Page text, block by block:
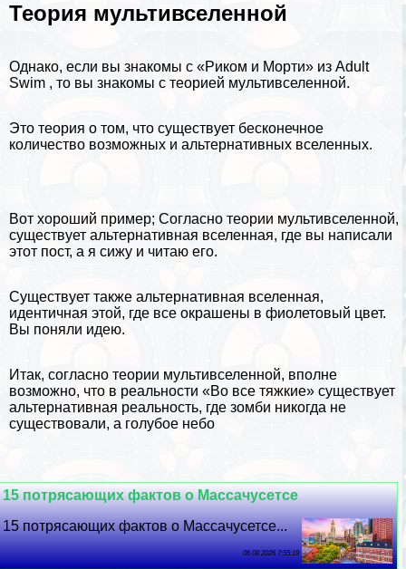
Теория мультивселенной
Однако, если вы знакомы с «Риком и Морти» из Adult
Swim , то вы знакомы с теорией мультивселенной.
Это теория о том, что существует бесконечное
количество возможных и альтернативных вселенных.
Вот хороший пример; Согласно теории мультивселенной,
существует альтернативная вселенная, где вы написали
этот пост, а я сижу и читаю его.
Существует также альтернативная вселенная,
идентичная этой, где все окрашены в фиолетовый цвет.
Вы поняли идею.
Итак, согласно теории мультивселенной, вполне
возможно, что в реальности «Во все тяжкие» существует
альтернативная реальность, где зомби никогда не
существовали, а гoлyбое небо
15 потрясающих фактов о Массачусетсе
15 потрясающих фактов о Массачусетсе...
06 08 2026 7:55:19